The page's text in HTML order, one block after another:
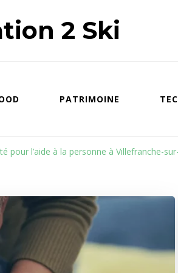
2 Ski
PATRIMOINE
pour l’aide à la personne à Villefranche-